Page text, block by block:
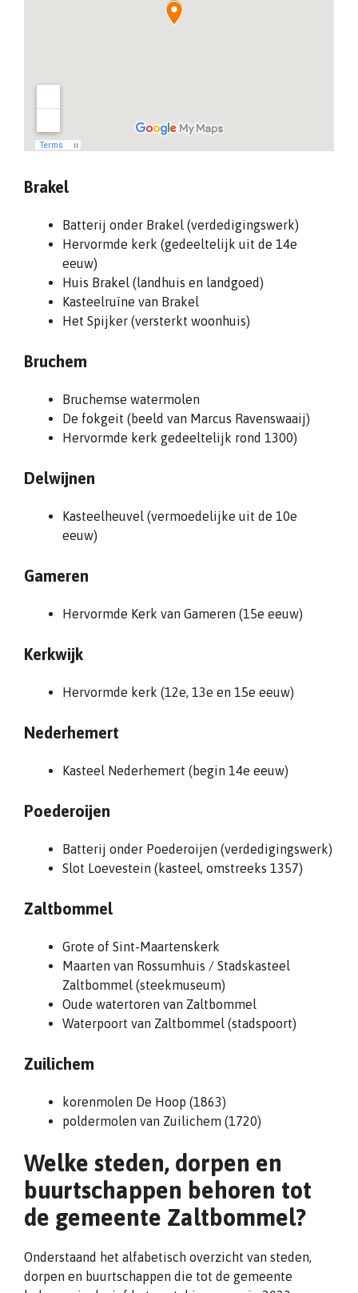
Brakel
Batterij onder Brakel (verdedigingswerk)
Hervormde kerk (gedeeltelijk uit de 14e
eeuw)
Huis Brakel (landhuis en landgoed)
Kasteelruïne van Brakel
Het Spijker (versterkt woonhuis)
Bruchem
Bruchemse watermolen
De fokgeit (beeld van Marcus Ravenswaaij)
Hervormde kerk gedeeltelijk rond 1300)
Delwijnen
Kasteelheuvel (vermoedelijke uit de 10e
eeuw)
Gameren
Hervormde Kerk van Gameren (15e eeuw)
Kerkwijk
Hervormde kerk (12e, 13e en 15e eeuw)
Nederhemert
Kasteel Nederhemert (begin 14e eeuw)
Poederoijen
Batterij onder Poederoijen (verdedigingswerk)
Slot Loevestein (kasteel, omstreeks 1357)
Zaltbommel
Grote of Sint-Maartenskerk
Maarten van Rossumhuis / Stadskasteel
Zaltbommel (steekmuseum)
Oude watertoren van Zaltbommel
Waterpoort van Zaltbommel (stadspoort)
Zuilichem
korenmolen De Hoop (1863)
poldermolen van Zuilichem (1720)
Welke steden, dorpen en
buurtschappen behoren tot
de gemeente Zaltbommel?
Onderstaand het alfabetisch overzicht van steden,
dorpen en buurtschappen die tot de gemeente